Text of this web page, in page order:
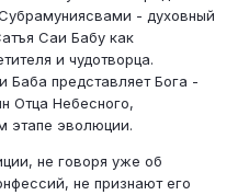
- духовный
Саи Бабу как
и чудотворца.
Баба представляет Бога -
Отца Небесного,
этапе эволюции.
не говоря уже об
не признают его